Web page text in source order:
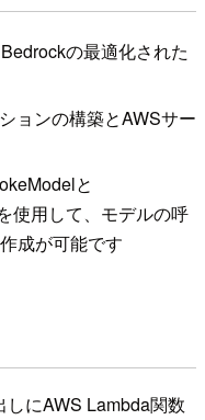
の最適化された
ョンの構築とAWSサー
と
使用して、モデルの呼
成が可能です
にAWS Lambda関数